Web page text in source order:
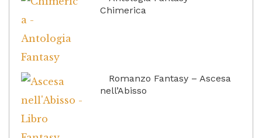
Chimerica
Romanzo Fantasy – Ascesa
nell’Abisso